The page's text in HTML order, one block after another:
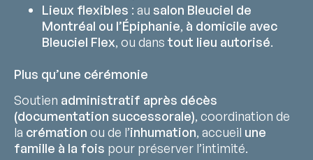
Lieux flexibles : au salon Bleuciel de
Montréal ou l’Épiphanie, à domicile avec
Bleuciel Flex, ou dans tout lieu autorisé.
Plus qu’une cérémonie
Soutien administratif après décès
(documentation successorale), coordination de
la crémation ou de l’inhumation, accueil une
famille à la fois pour préserver l’intimité.